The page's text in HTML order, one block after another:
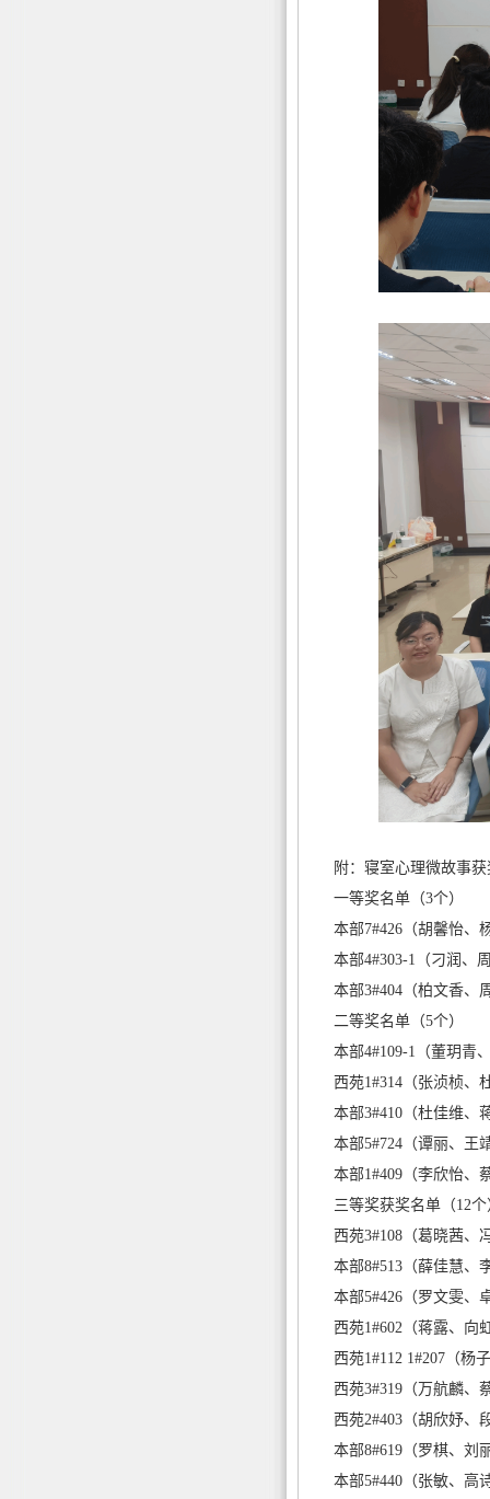
附：寝室心理微故事
一等奖名单（3个）
本部7#426（胡馨怡、
本部4#303-1（刁润、
本部3#404（柏文香、
二等奖名单（5个）
本部4#109-1（董玥青
西苑1#314（张浈桢、
本部3#410（杜佳维、
本部5#724（谭丽、王
本部1#409（李欣怡、
三等奖获奖名单（12个
西苑3#108（葛晓茜、
本部8#513（薛佳慧、
本部5#426（罗文雯、
西苑1#602（蒋露、向
西苑1#112 1#207（杨
西苑3#319（万航麟、
西苑2#403（胡欣妤、
本部8#619（罗棋、刘
本部5#440（张敏、高